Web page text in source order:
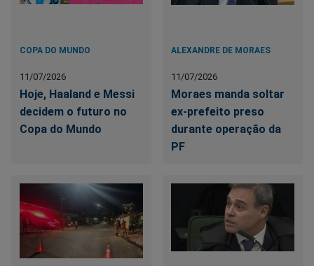
COPA DO MUNDO
11/07/2026
Hoje, Haaland e Messi
decidem o futuro no
Copa do Mundo
ALEXANDRE DE MORAES
11/07/2026
Moraes manda soltar
ex-prefeito preso
durante operação da
PF